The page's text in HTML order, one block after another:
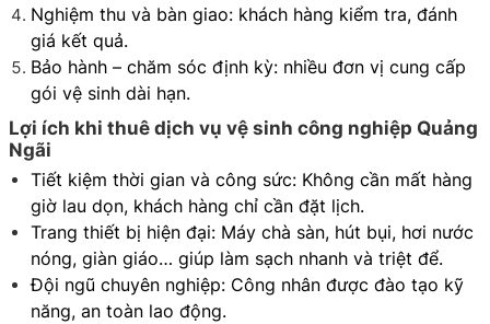
Nghiệm thu và bàn giao: khách hàng kiểm tra, đánh
giá kết quả.
Bảo hành – chăm sóc định kỳ: nhiều đơn vị cung cấp
gói vệ sinh dài hạn.
Lợi ích khi thuê dịch vụ vệ sinh công nghiệp Quảng
Ngãi
Tiết kiệm thời gian và công sức: Không cần mất hàng
giờ lau dọn, khách hàng chỉ cần đặt lịch.
Trang thiết bị hiện đại: Máy chà sàn, hút bụi, hơi nước
nóng, giàn giáo… giúp làm sạch nhanh và triệt để.
Đội ngũ chuyên nghiệp: Công nhân được đào tạo kỹ
năng, an toàn lao động.